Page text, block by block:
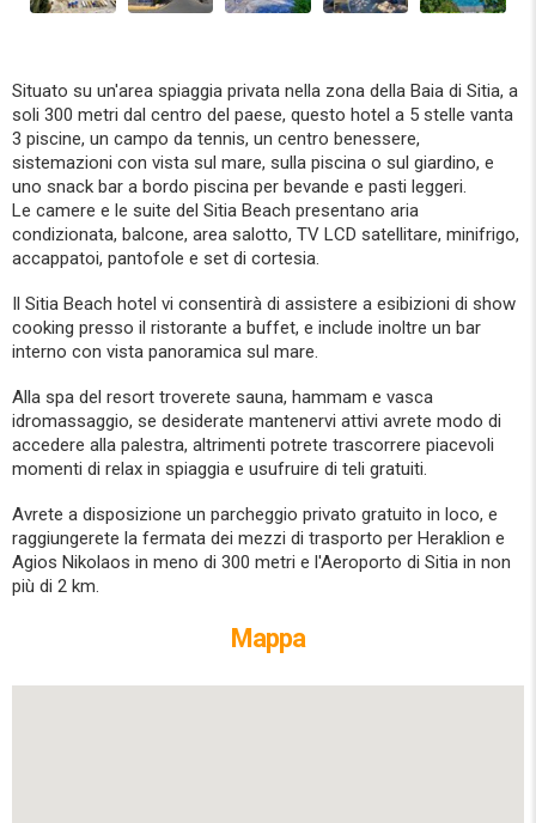
Situato su un'area spiaggia privata nella zona della Baia di Sitia, a
soli 300 metri dal centro del paese, questo hotel a 5 stelle vanta
3 piscine, un campo da tennis, un centro benessere,
sistemazioni con vista sul mare, sulla piscina o sul giardino, e
uno snack bar a bordo piscina per bevande e pasti leggeri.
Le camere e le suite del Sitia Beach presentano aria
condizionata, balcone, area salotto, TV LCD satellitare, minifrigo,
accappatoi, pantofole e set di cortesia.
Il Sitia Beach hotel vi consentirà di assistere a esibizioni di show
cooking presso il ristorante a buffet, e include inoltre un bar
interno con vista panoramica sul mare.
Alla spa del resort troverete sauna, hammam e vasca
idromassaggio, se desiderate mantenervi attivi avrete modo di
accedere alla palestra, altrimenti potrete trascorrere piacevoli
momenti di relax in spiaggia e usufruire di teli gratuiti.
Avrete a disposizione un parcheggio privato gratuito in loco, e
raggiungerete la fermata dei mezzi di trasporto per Heraklion e
Agios Nikolaos in meno di 300 metri e l'Aeroporto di Sitia in non
più di 2 km.
Mappa